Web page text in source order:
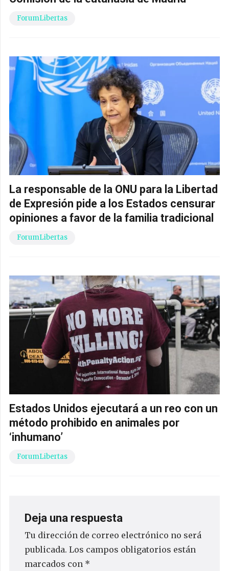
ForumLibertas
La responsable de la ONU para la Libertad
de Expresión pide a los Estados censurar
opiniones a favor de la familia tradicional
ForumLibertas
Estados Unidos ejecutará a un reo con un
método prohibido en animales por
‘inhumano’
ForumLibertas
Deja una respuesta
Tu dirección de correo electrónico no será
publicada. Los campos obligatorios están
marcados con *